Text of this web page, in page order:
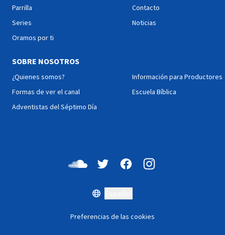
Parrilla
Series
Oramos por ti
Contacto
Noticias
SOBRE NOSOTROS
¿Quienes somos?
Formas de ver el canal
Adventistas del Séptimo Día
Información para Productores
Escuela Bíblica
Preferencias de las cookies